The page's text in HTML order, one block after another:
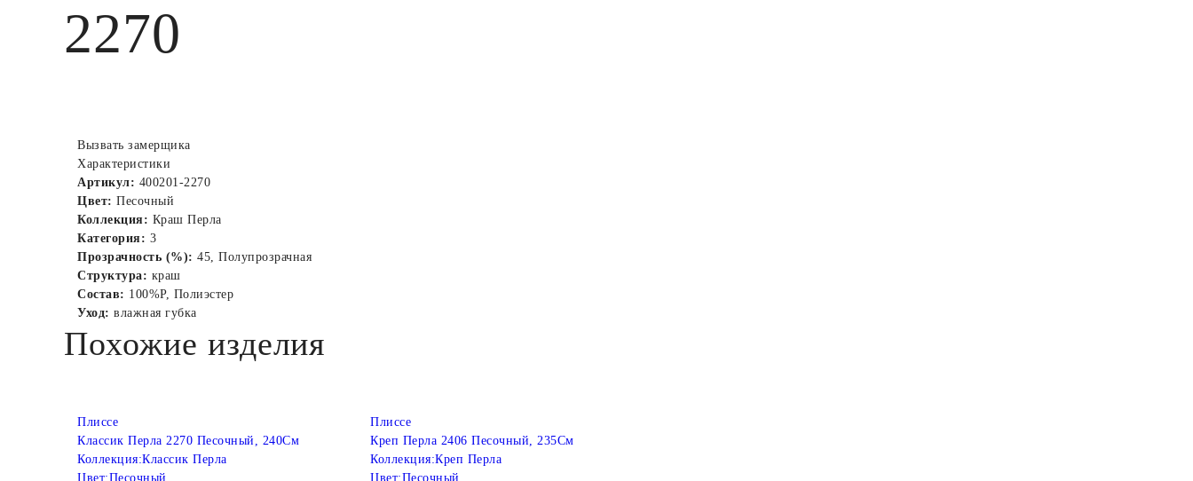
2270
Вызвать замерщика
Характеристики
Артикул: 400201-2270
Цвет: Песочный
Коллекция: Краш Перла
Категория: 3
Прозрачность (%): 45, Полупрозрачная
Структура: краш
Состав: 100%P, Полиэстер
Уход: влажная губка
Похожие изделия
Плиссе
Классик Перла 2270 Песочный, 240См
Коллекция:Классик Перла
Цвет:Песочный
Плиссе
Креп Перла 2406 Песочный, 235См
Коллекция:Креп Перла
Цвет:Песочный